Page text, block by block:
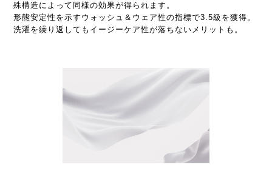
殊構造によって同様の効果が得られます。
形態安定性を示すウォッシュ＆ウェア性の指標で3.5級を獲得。
洗濯を繰り返してもイージーケア性が落ちないメリットも。